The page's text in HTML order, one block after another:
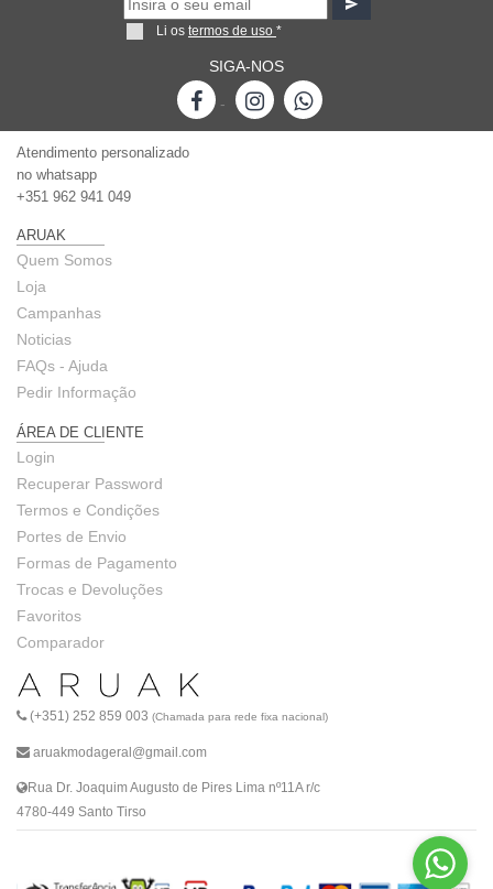
Li os termos de uso *
SIGA-NOS
-
Atendimento personalizado
no whatsapp
+351 962 941 049
ARUAK
Quem Somos
Loja
Campanhas
Noticias
FAQs - Ajuda
Pedir Informação
ÁREA DE CLIENTE
Login
Recuperar Password
Termos e Condições
Portes de Envio
Formas de Pagamento
Trocas e Devoluções
Favoritos
Comparador
(+351) 252 859 003 (Chamada para rede fixa nacional)
aruakmodageral@gmail.com
Rua Dr. Joaquim Augusto de Pires Lima nº11A r/c
4780-449 Santo Tirso